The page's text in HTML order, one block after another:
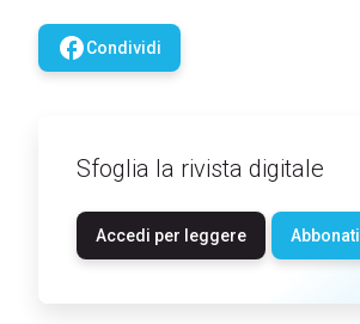
facebookCondividi
Sfoglia la rivista digitale
Accedi per leggere Abbonati